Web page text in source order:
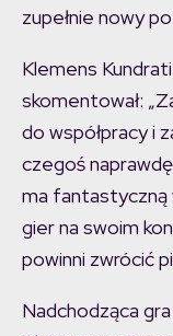
zupełnie nowy
Klemens
skomentował:
do współpracy i
czegoś
ma fantastyczną
gier na swoim
powinni zwrócić
Nadchodząca